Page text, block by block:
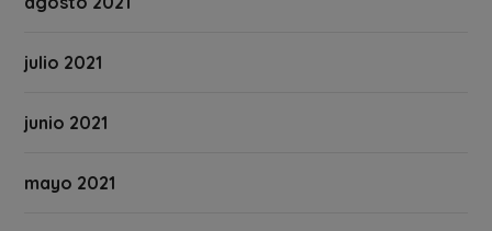
julio 2021
junio 2021
mayo 2021